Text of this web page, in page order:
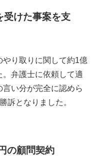
けた事案を支
り取りに関して約1億
弁護士に依頼して適
い分が完全に認めら
訴となりました。
の顧問契約